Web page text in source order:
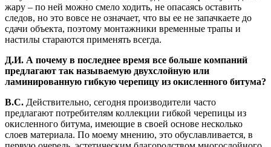
жару – по ней можно смело ходить, не опасаясь оставить
следов, но это вовсе не означает, что вы ее не запачкаете до
сдачи объекта, поэтому монтажники временные трапы и
настилы стараются применять всегда.
Д.И. А почему в последнее время все больше компаний
предлагают так называемую двухслойную или
ламинированную гибкую черепицу из окисленного битума?
В.С. Действительно, сегодня производители часто
предлагают потребителям коллекции гибкой черепицы из
окисленного битума, имеющие в своей основе несколько
слоев материала. По моему мнению, это обуславливается, в